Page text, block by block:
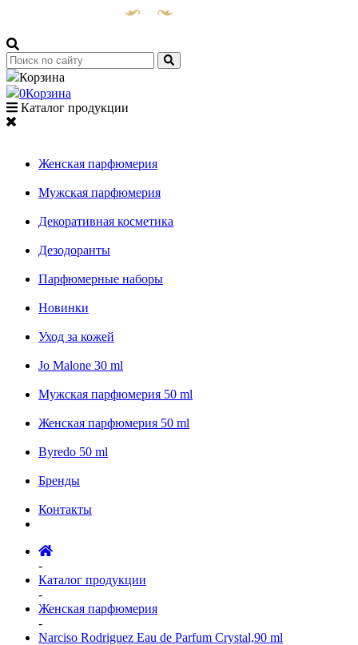
Корзина
0Корзина
Каталог продукции
Женская парфюмерия
Мужская парфюмерия
Декоративная косметика
Дезодоранты
Парфюмерные наборы
Новинки
Уход за кожей
Jo Malone 30 ml
Мужская парфюмерия 50 ml
Женская парфюмерия 50 ml
Byredo 50 ml
Бренды
Контакты
-
Каталог продукции
-
Женская парфюмерия
-
Narciso Rodriguez Eau de Parfum Crystal,90 ml